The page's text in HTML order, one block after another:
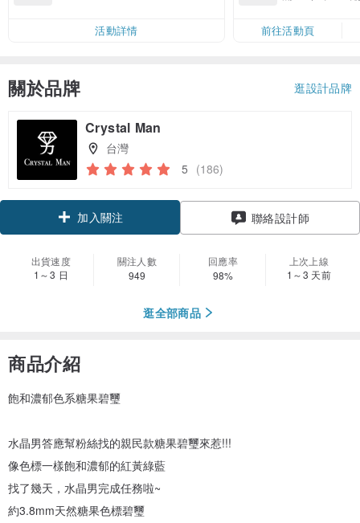
活動詳情
50
前往活動頁
關於品牌 逛設計品牌
Crystal Man
台灣
5 (186)
加入關注 聯絡設計師
出貨速度
1～3 日
關注人數
949
回應率
98%
上次上線
1～3 天前
逛全部商品
商品介紹
飽和濃郁色系糖果碧璽
水晶男答應幫粉絲找的親民款糖果碧璽來惹!!!
像色標一樣飽和濃郁的紅黃綠藍
找了幾天，水晶男完成任務啦~
約3.8mm天然糖果色標碧璽